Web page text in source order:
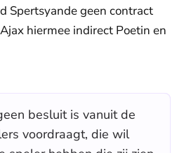
Spertsyande geen contract
hiermee indirect Poetin en
besluit is vanuit de
voordraagt, die wil